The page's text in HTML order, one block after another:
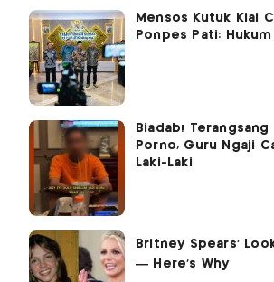
Mensos Kutuk Kiai
Ponpes Pati:
Biadab!
Porno, Guru Ngaji
Laki-Laki